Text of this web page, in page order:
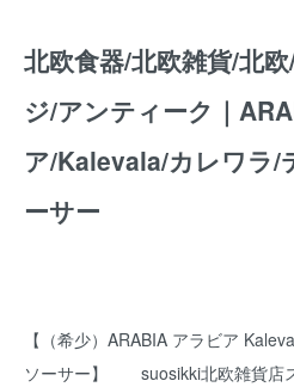
北欧食器/北欧雑貨/北
ジ/アンティーク｜
ア/Kalevala/カレワラ/
ーサー
【（希少）ARABIA アラビア
ソーサー】 suosikki北欧雑貨店